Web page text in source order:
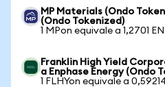
MP Materials (Ondo
(Ondo Tokenized)
1 MPon equivale a 1,2701
Franklin High Yield
a Enphase Energy (Ondo
1 FLHYon equivale a